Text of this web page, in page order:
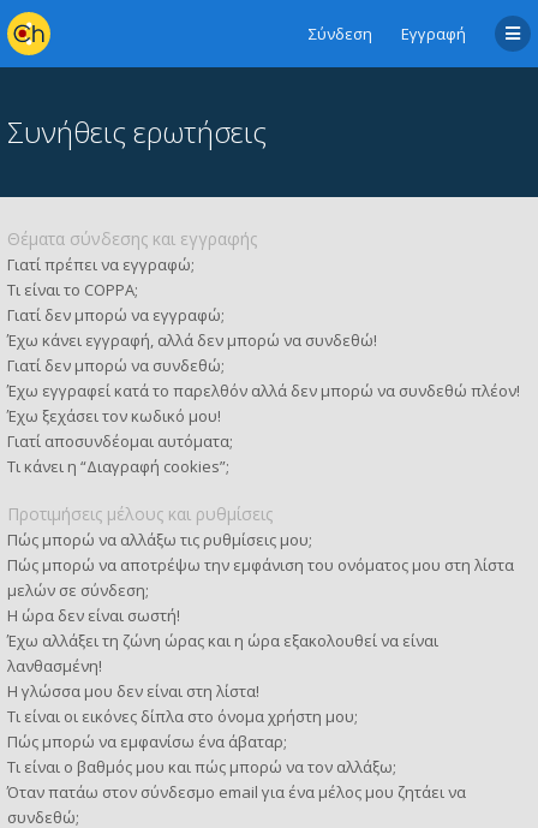
Σύνδεση Εγγραφή
Συνήθεις ερωτήσεις
Θέματα σύνδεσης και εγγραφής
Γιατί πρέπει να εγγραφώ;
Τι είναι το COPPA;
Γιατί δεν μπορώ να εγγραφώ;
Έχω κάνει εγγραφή, αλλά δεν μπορώ να συνδεθώ!
Γιατί δεν μπορώ να συνδεθώ;
Έχω εγγραφεί κατά το παρελθόν αλλά δεν μπορώ να συνδεθώ πλέον!
Έχω ξεχάσει τον κωδικό μου!
Γιατί αποσυνδέομαι αυτόματα;
Τι κάνει η “Διαγραφή cookies”;
Προτιμήσεις μέλους και ρυθμίσεις
Πώς μπορώ να αλλάξω τις ρυθμίσεις μου;
Πώς μπορώ να αποτρέψω την εμφάνιση του ονόματος μου στη λίστα
μελών σε σύνδεση;
Η ώρα δεν είναι σωστή!
Έχω αλλάξει τη ζώνη ώρας και η ώρα εξακολουθεί να είναι
λανθασμένη!
Η γλώσσα μου δεν είναι στη λίστα!
Τι είναι οι εικόνες δίπλα στο όνομα χρήστη μου;
Πώς μπορώ να εμφανίσω ένα άβαταρ;
Τι είναι ο βαθμός μου και πώς μπορώ να τον αλλάξω;
Όταν πατάω στον σύνδεσμο email για ένα μέλος μου ζητάει να
συνδεθώ;